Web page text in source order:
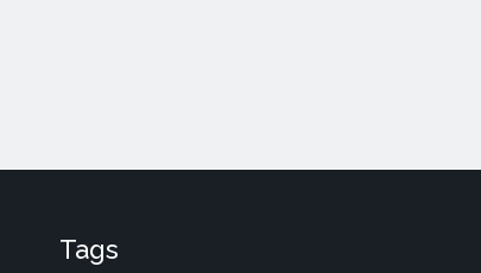
Tags